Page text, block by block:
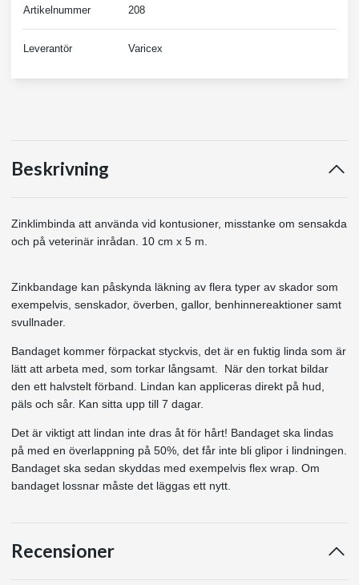
Artikelnummer 208
Leverantör Varicex
Beskrivning
Zinklimbinda att använda vid kontusioner, misstanke om sensakda
och på veterinär inrådan. 10 cm x 5 m.
Zinkbandage kan påskynda läkning av flera typer av skador som
exempelvis, senskador, överben, gallor, benhinnereaktioner samt
svullnader.
Bandaget kommer förpackat styckvis, det är en fuktig linda som är
lätt att arbeta med, som torkar långsamt. När den torkat bildar
den ett halvstelt förband. Lindan kan appliceras direkt på hud,
päls och sår. Kan sitta upp till 7 dagar.
Det är viktigt att lindan inte dras åt för hårt! Bandaget ska lindas
på med en överlappning på 50%, det får inte bli glipor i lindningen.
Bandaget ska sedan skyddas med exempelvis flex wrap. Om
bandaget lossnar måste det läggas ett nytt.
Recensioner